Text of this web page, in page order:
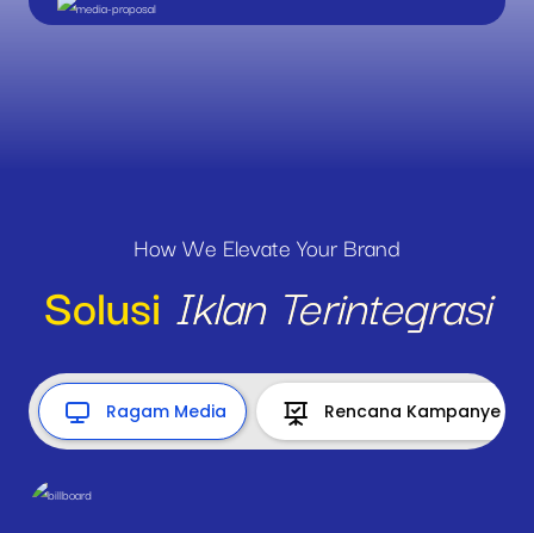
How We Elevate Your Brand
Solusi Iklan Terintegrasi
Ragam Media Rencana Kampanye